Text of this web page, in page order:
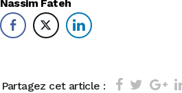
Nassim Fateh
Partagez cet article :